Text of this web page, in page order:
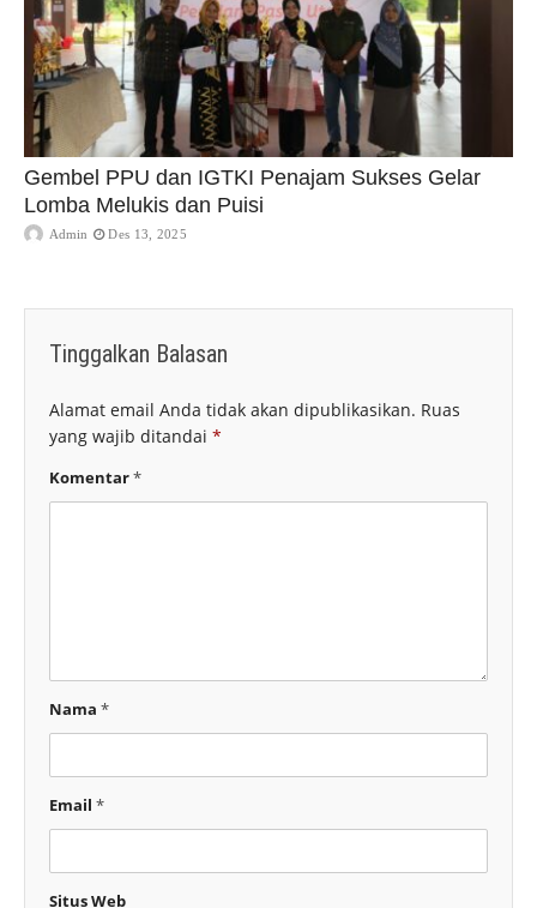
Gembel PPU dan IGTKI Penajam Sukses Gelar
Lomba Melukis dan Puisi
Admin Des 13, 2025
Tinggalkan Balasan
Alamat email Anda tidak akan dipublikasikan. Ruas
yang wajib ditandai *
Komentar*
Nama *
Email *
Situs Web